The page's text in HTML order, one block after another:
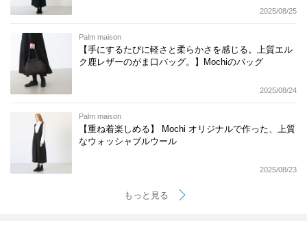
2025/08/25
Palm maison
【手にするたびに軽さと柔らかさを感じる。上質エル
ク鹿レザーのがま口バッグ。】Mochiのバッグ
2025/08/24
Palm maison
【重ね着楽しめる】 Mochi オリジナルで作った、上質
なウォッシャブルウール
2025/08/23
もっと見る